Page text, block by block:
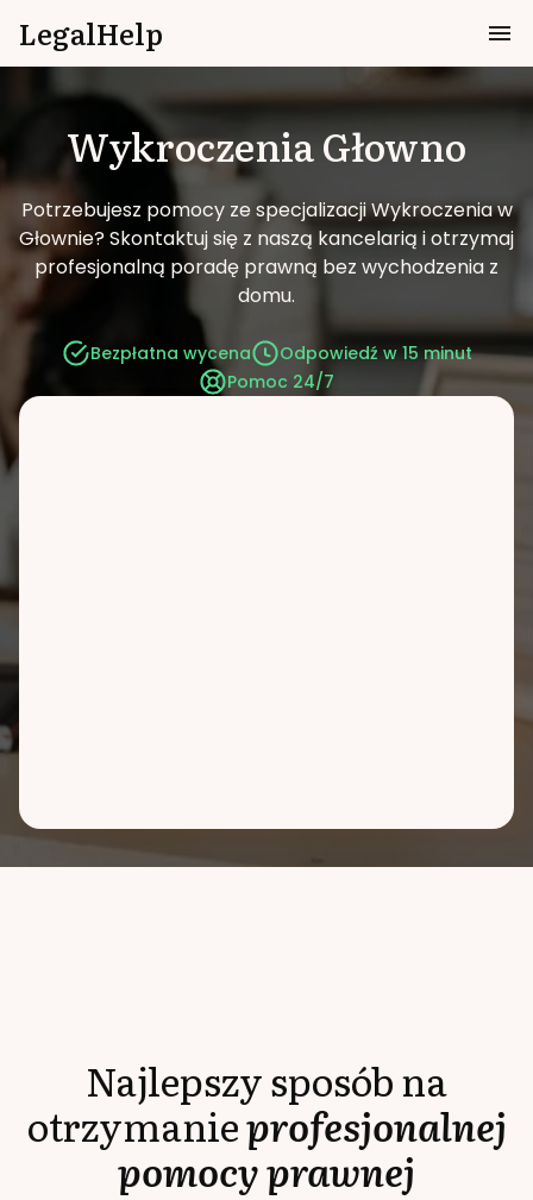
LegalHelp
WykroczeniaGłowno
Potrzebujesz pomocy ze specjalizacji Wykroczenia w
Głownie?Skontaktuj się z naszą kancelarią i otrzymaj
profesjonalną poradę prawną bez wychodzenia z
domu.
Bezpłatna wycena
Odpowiedź w 15 minut
Pomoc 24/7
Najlepszy sposób na
otrzymanieprofesjonalnej
pomocy prawnej